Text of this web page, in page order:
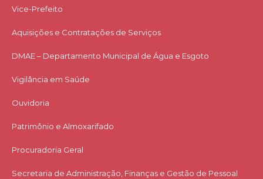
Vice-Prefeito
Aquisições e Contratações de Serviços​
DMAE – Departamento Municipal de Água e Esgoto
Vigilância em Saúde
Ouvidoria
Patrimônio e Almoxarifado
Procuradoria Geral
Secretaria de Administração, Finanças e Gestão de Pessoal